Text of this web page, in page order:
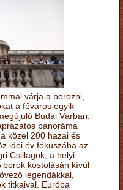
várja a borozni,
a főváros egyik
Budai Várban.
panoráma
közel 200 hazai és
idei év fókuszába az
Csillagok, a helyi
borok kóstolásán kívül
legendákkal,
titkaival. Európa